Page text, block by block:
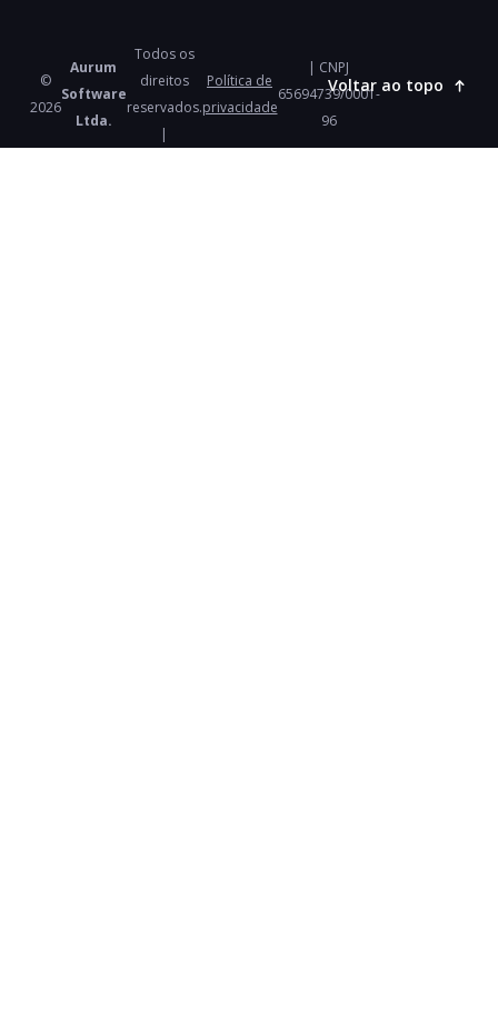
©
2026
Aurum
Software
Ltda.
Todos os
direitos
reservados.
|
Política de
privacidade
| CNPJ
65694739/0001-
96
Voltar ao topo